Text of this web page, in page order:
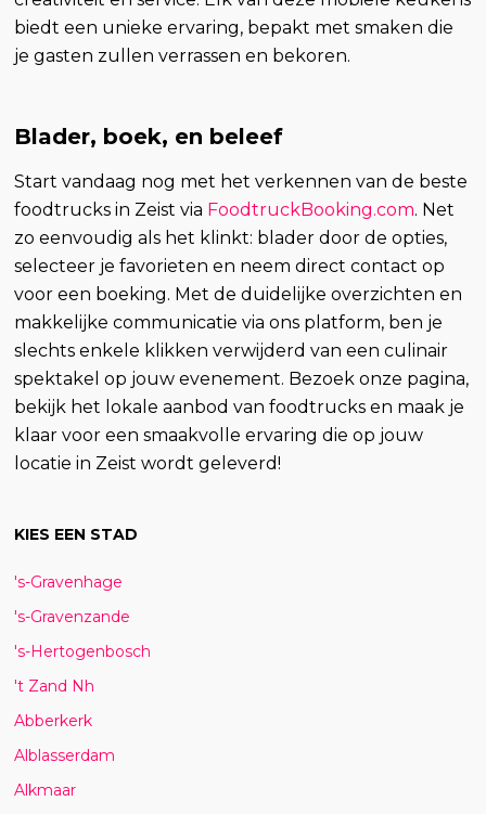
biedt een unieke ervaring, bepakt met smaken die
je gasten zullen verrassen en bekoren.
Blader, boek, en beleef
Start vandaag nog met het verkennen van de beste
foodtrucks in Zeist via FoodtruckBooking.com. Net
zo eenvoudig als het klinkt: blader door de opties,
selecteer je favorieten en neem direct contact op
voor een boeking. Met de duidelijke overzichten en
makkelijke communicatie via ons platform, ben je
slechts enkele klikken verwijderd van een culinair
spektakel op jouw evenement. Bezoek onze pagina,
bekijk het lokale aanbod van foodtrucks en maak je
klaar voor een smaakvolle ervaring die op jouw
locatie in Zeist wordt geleverd!
KIES EEN STAD
's-Gravenhage
's-Gravenzande
's-Hertogenbosch
't Zand Nh
Abberkerk
Alblasserdam
Alkmaar